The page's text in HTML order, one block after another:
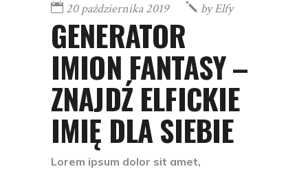
20 października 2019 byElfy
GENERATOR
IMION FANTASY –
ZNAJDŹ ELFICKIE
IMIĘ DLA SIEBIE
Lorem ipsum dolor sit amet,